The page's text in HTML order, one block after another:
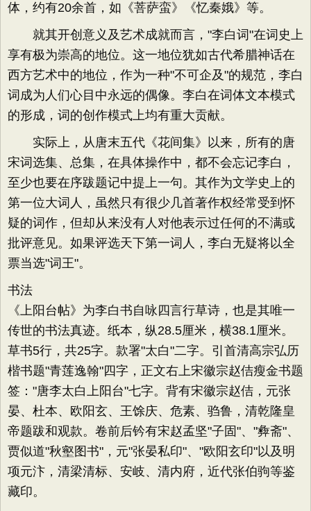
体，约有20余首，如《菩萨蛮》《忆秦娥》等。
就其开创意义及艺术成就而言，"李白词"在词史上
享有极为崇高的地位。这一地位犹如古代希腊神话在
西方艺术中的地位，作为一种"不可企及"的规范，李白
词成为人们心目中永远的偶像。李白在词体文本模式
的形成，词的创作模式上均有重大贡献。
实际上，从唐末五代《花间集》以来，所有的唐
宋词选集、总集，在具体操作中，都不会忘记李白，
至少也要在序跋题记中提上一句。其作为文学史上的
第一位大词人，虽然只有很少几首著作权经常受到怀
疑的词作，但却从来没有人对他表示过任何的不满或
批评意见。如果评选天下第一词人，李白无疑将以全
票当选"词王"。
书法
《上阳台帖》为李白书自咏四言行草诗，也是其唯一
传世的书法真迹。纸本，纵28.5厘米，横38.1厘米。
草书5行，共25字。款署"太白"二字。引首清高宗弘历
楷书题"青莲逸翰"四字，正文右上宋徽宗赵佶瘦金书题
签："唐李太白上阳台"七字。背有宋徽宗赵佶，元张
晏、杜本、欧阳玄、王馀庆、危素、驺鲁，清乾隆皇
帝题跋和观款。卷前后钤有宋赵孟坚"子固"、"彜斋"、
贾似道"秋壑图书"，元"张晏私印"、"欧阳玄印"以及明
项元汴，清梁清标、安岐、清内府，近代张伯驹等鉴
藏印。